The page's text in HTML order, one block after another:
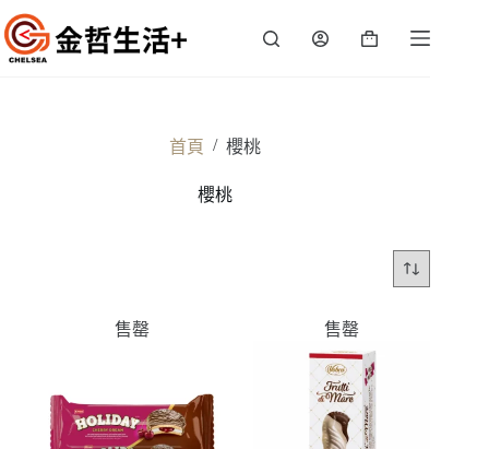
跳
至
主
購
首頁 / 櫻桃
櫻桃
售罄 售罄